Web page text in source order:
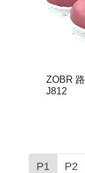
ZOBR
J812
P1 P2